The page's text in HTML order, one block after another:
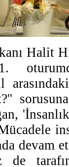
Halit
1.
sorusuna
devam